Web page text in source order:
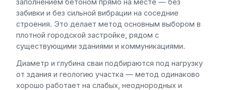
забивки и без сильной вибрации на соседние
строения. Это делает метод основным выбором в
плотной городской застройке, рядом с
существующими зданиями и коммуникациями.
Диаметр и глубина сваи подбираются под нагрузку
от здания и геологию участка — метод одинаково
хорошо работает на слабых, неоднородных и